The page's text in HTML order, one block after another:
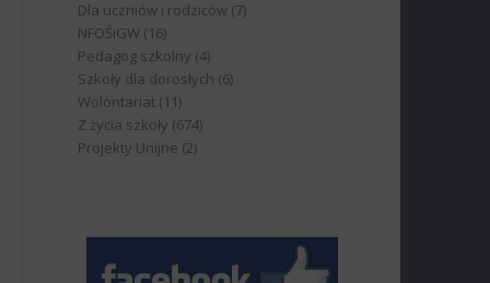
Dla uczniów i rodziców (7)
NFOŚiGW (16)
Pedagog szkolny (4)
Szkoły dla dorosłych (6)
Wolontariat (11)
Z życia szkoły (674)
Projekty Unijne (2)